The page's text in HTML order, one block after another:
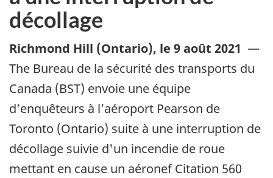
décollage
Richmond Hill (Ontario), le 9 août 2021 —
The Bureau de la sécurité des transports du
Canada (BST) envoie une équipe
d’enquêteurs à l’aéroport Pearson de
Toronto (Ontario) suite à une interruption de
décollage suivie d'un incendie de roue
mettant en cause un aéronef Citation 560